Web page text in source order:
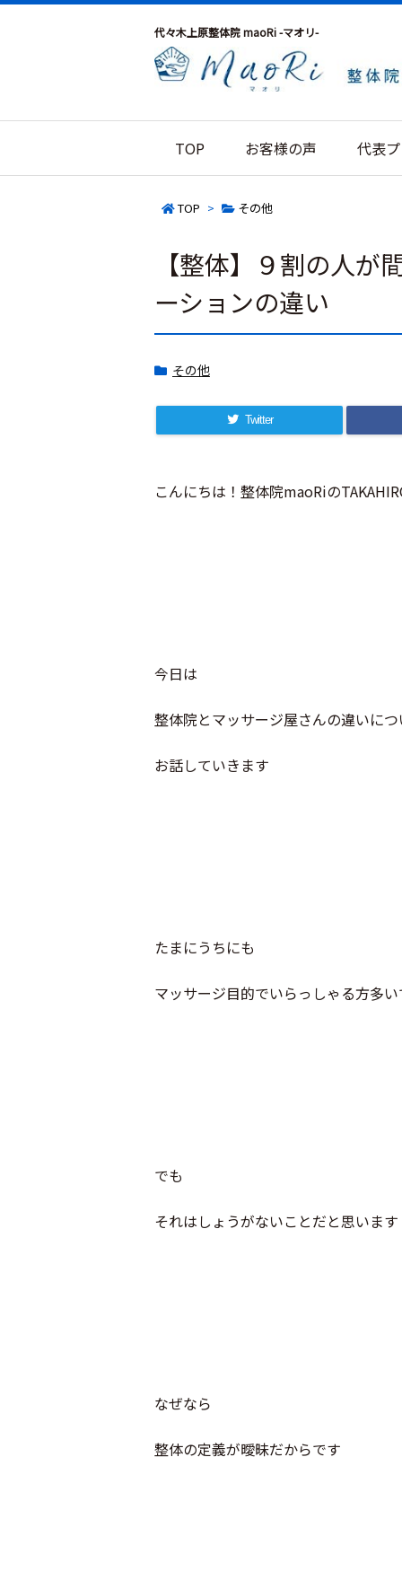
代々木上原整体院 maoRi -マオリ-
TOP お客様の声 代表
TOP > その他
【整体】９割の人が
ーションの違い
その他
Twitter
こんにちは！整体院maoRiの
今日は
整体院とマッサージ屋さんの違いに
お話していきます
たまにうちにも
マッサージ目的でいらっしゃる方多
でも
それはしょうがないことだと思います
なぜなら
整体の定義が曖昧だからです